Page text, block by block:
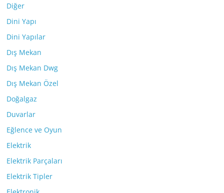
Diğer
Dini Yapı
Dini Yapılar
Dış Mekan
Dış Mekan Dwg
Dış Mekan Özel
Doğalgaz
Duvarlar
Eğlence ve Oyun
Elektrik
Elektrik Parçaları
Elektrik Tipler